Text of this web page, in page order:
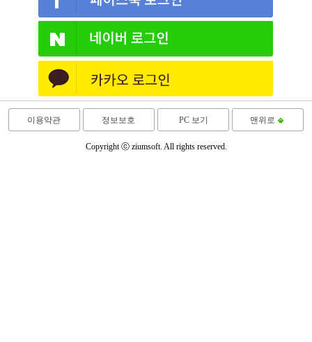
이용약관 정보보호 PC 보기 맨위로
Copyright ⓒ ziumsoft. All rights reserved.